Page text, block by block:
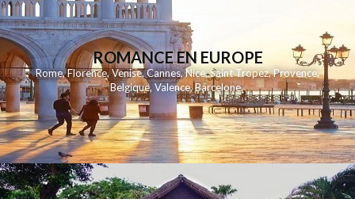
ROMANCE EN EUROPE
Rome,Florence,Venise,Cannes,Nice,Saint Tropez,Provence,
Belgique,Valence,Barcelone,